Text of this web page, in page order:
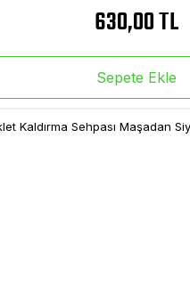
630,00 TL
Sepete Ekle